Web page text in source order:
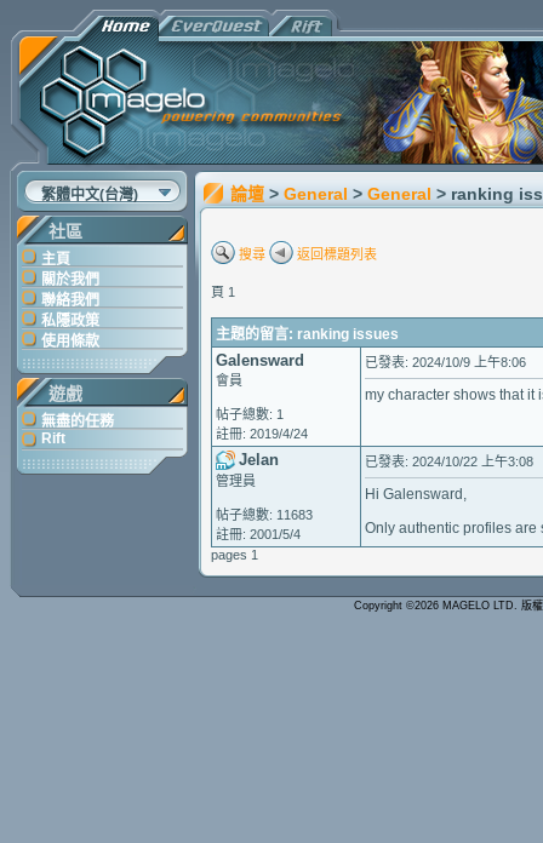
繁體中文(台灣)
社區
主頁
關於我們
聯絡我們
私隱政策
使用條款
遊戲
無盡的任務
Rift
論壇 > General > General > ranking
搜尋 返回標題列表
頁 1
主題的留言: ranking issues
Galensward
會員
帖子總數: 1
註冊: 2019/4/24
已發表: 2024/10/9 上午8:06
my character shows that it
Jelan
管理員
帖子總數: 11683
註冊: 2001/5/4
已發表: 2024/10/22 上午3:08
Hi Galensward,
Only authentic profiles
pages 1
Copyright ©2026 MAGELO LTD. 版